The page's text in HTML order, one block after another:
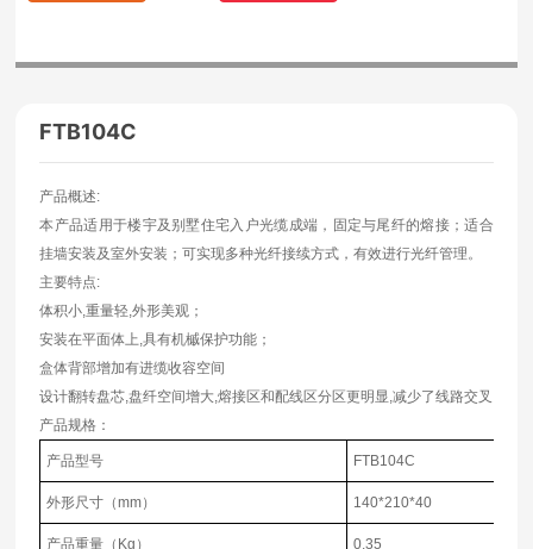
FTB104C
产品概述:
本产品适用于楼宇及别墅住宅入户光缆成端，固定与尾纤的熔接；适合
挂墙安装及室外安装；可实现多种光纤接续方式，有效进行光纤管理。
主要特点:
体积小,重量轻,外形美观；
安装在平面体上,具有机槭保护功能；
盒体背部增加有进缆收容空间
设计翻转盘芯,盘纤空间增大,熔接区和配线区分区更明显,减少了线路交叉
产品规格：
产品型号 FTB104C
外形尺寸（mm） 140*210*40
产品重量（ Kg ） 0.35